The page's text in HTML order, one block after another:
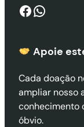
Facebook WhatsApp
Apoie
Cada doação
ampliar nosso
conhecimento
óbvio.